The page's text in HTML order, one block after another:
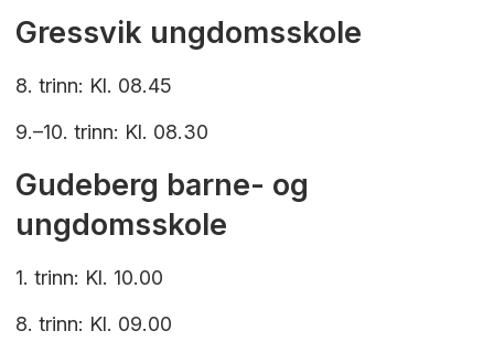
Gressvik ungdomsskole
8. trinn: Kl. 08.45
9.–10. trinn: Kl. 08.30
Gudeberg barne- og
ungdomsskole
1. trinn: Kl. 10.00
8. trinn: Kl. 09.00